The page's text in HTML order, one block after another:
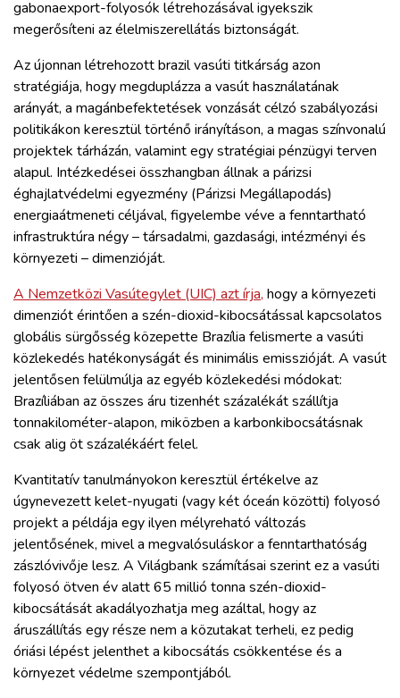
gabonaexport-folyosók létrehozásával igyekszik
megerősíteni az élelmiszerellátás biztonságát.
Az újonnan létrehozott brazil vasúti titkárság azon
stratégiája, hogy megduplázza a vasút használatának
arányát, a magánbefektetések vonzását célzó szabályozási
politikákon keresztül történő irányításon, a magas színvonalú
projektek tárházán, valamint egy stratégiai pénzügyi terven
alapul. Intézkedései összhangban állnak a párizsi
éghajlatvédelmi egyezmény (Párizsi Megállapodás)
energiaátmeneti céljával, figyelembe véve a fenntartható
infrastruktúra négy – társadalmi, gazdasági, intézményi és
környezeti – dimenzióját.
A Nemzetközi Vasútegylet (UIC) azt írja, hogy a környezeti
dimenziót érintően a szén-dioxid-kibocsátással kapcsolatos
globális sürgősség közepette Brazília felismerte a vasúti
közlekedés hatékonyságát és minimális emisszióját. A vasút
jelentősen felülmúlja az egyéb közlekedési módokat:
Brazíliában az összes áru tizenhét százalékát szállítja
tonnakilométer-alapon, miközben a karbonkibocsátásnak
csak alig öt százalékáért felel.
Kvantitatív tanulmányokon keresztül értékelve az
úgynevezett kelet-nyugati (vagy két óceán közötti) folyosó
projekt a példája egy ilyen mélyreható változás
jelentősének, mivel a megvalósuláskor a fenntarthatóság
zászlóvivője lesz. A Világbank számításai szerint ez a vasúti
folyosó ötven év alatt 65 millió tonna szén-dioxid-
kibocsátását akadályozhatja meg azáltal, hogy az
áruszállítás egy része nem a közutakat terheli, ez pedig
óriási lépést jelenthet a kibocsátás csökkentése és a
környezet védelme szempontjából.